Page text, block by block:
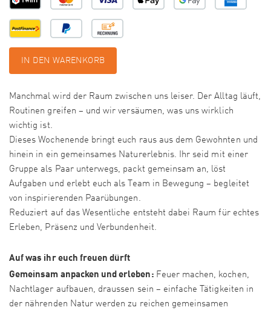
IN DEN WARENKORB
Manchmal wird der Raum zwischen uns leiser. Der Alltag läuft,
Routinen greifen – und wir versäumen, was uns wirklich
wichtig ist.
Dieses Wochenende bringt euch raus aus dem Gewohnten und
hinein in ein gemeinsames Naturerlebnis. Ihr seid mit einer
Gruppe als Paar unterwegs, packt gemeinsam an, löst
Aufgaben und erlebt euch als Team in Bewegung – begleitet
von inspirierenden Paarübungen.
Reduziert auf das Wesentliche entsteht dabei Raum für echtes
Erleben, Präsenz und Verbundenheit.
Auf was ihr euch freuen dürft
Gemeinsam anpacken und erleben: Feuer machen, kochen,
Nachtlager aufbauen, draussen sein – einfache Tätigkeiten in
der nährenden Natur werden zu reichen gemeinsamen